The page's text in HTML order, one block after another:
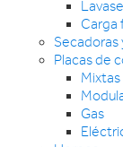
Carga
Placas de
Mixtas
Gas